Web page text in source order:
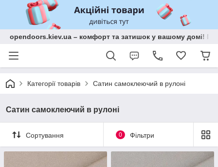
opendoors.kiev.ua – комфорт та затишок у вашому домі!
Категорії товарів Сатин самоклеючий в рулоні
Сатин самоклеючий в рулоні
Сортування 0 Фільтри